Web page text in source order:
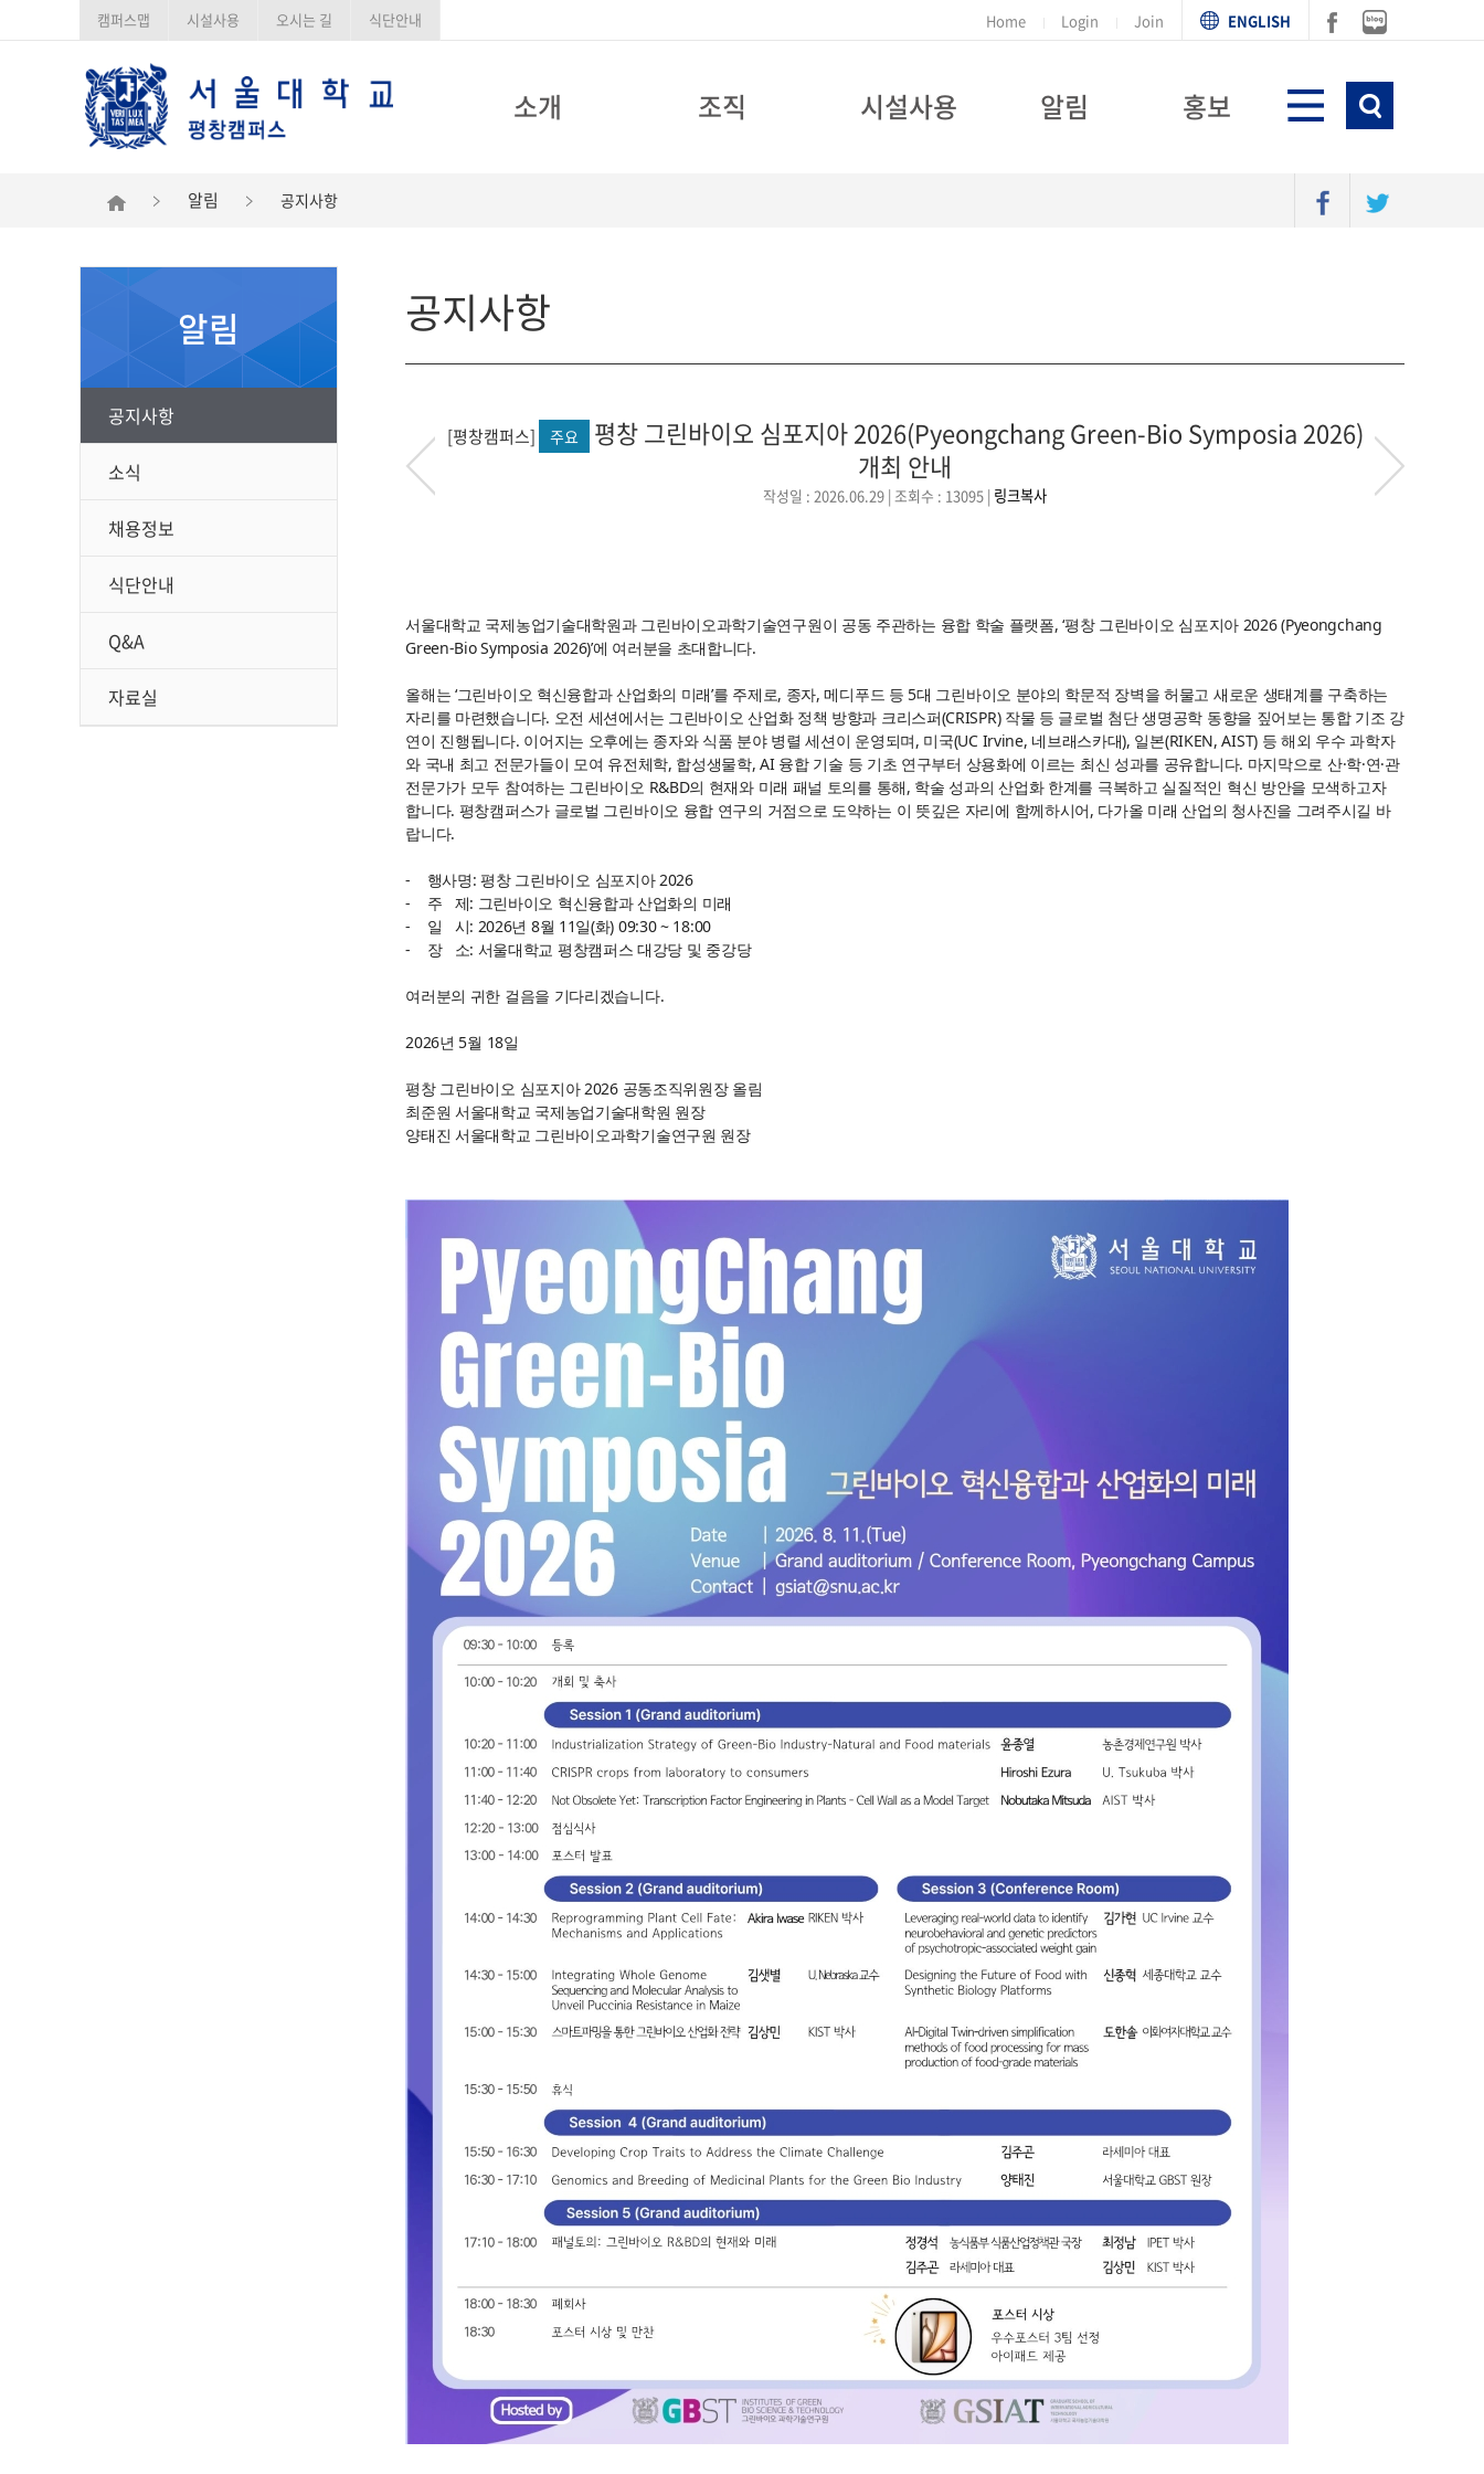
소개 조직 시설사용 알림 홍보
캠퍼스맵 시설사용 오시는 길 식단안내 Home Login Join ENGLISH
알림 공지사항
알림
공지사항
소식
채용정보
식단안내
Q&A
자료실
공지사항
[평창캠퍼스] 주요
평창 그린바이오 심포지아 2026(Pyeongchang Green-Bio Symposia 2026)
개최 안내
작성일 : 2026.06.29 | 조회수 : 13095 | 링크복사
서울대학교 국제농업기술대학원과 그린바이오과학기술연구원이 공동 주관하는 융합 학술 플랫폼, ‘평창 그린바이오 심포지아 2026 (Pyeongchang
Green-Bio Symposia 2026)’에 여러분을 초대합니다.
올해는 ‘그린바이오 혁신융합과 산업화의 미래’를 주제로, 종자, 메디푸드 등 5대 그린바이오 분야의 학문적 장벽을 허물고 새로운 생태계를 구축하는
자리를 마련했습니다. 오전 세션에서는 그린바이오 산업화 정책 방향과 크리스퍼(CRISPR) 작물 등 글로벌 첨단 생명공학 동향을 짚어보는 통합 기조 강
연이 진행됩니다. 이어지는 오후에는 종자와 식품 분야 병렬 세션이 운영되며, 미국(UC Irvine, 네브래스카대), 일본(RIKEN, AIST) 등 해외 우수 과학자
와 국내 최고 전문가들이 모여 유전체학, 합성생물학, AI 융합 기술 등 기초 연구부터 상용화에 이르는 최신 성과를 공유합니다. 마지막으로 산·학·연·관
전문가가 모두 참여하는 그린바이오 R&BD의 현재와 미래 패널 토의를 통해, 학술 성과의 산업화 한계를 극복하고 실질적인 혁신 방안을 모색하고자
합니다. 평창캠퍼스가 글로벌 그린바이오 융합 연구의 거점으로 도약하는 이 뜻깊은 자리에 함께하시어, 다가올 미래 산업의 청사진을 그려주시길 바
랍니다.
- 행사명: 평창 그린바이오 심포지아 2026
- 주 제: 그린바이오 혁신융합과 산업화의 미래
- 일 시: 2026년 8월 11일(화) 09:30 ~ 18:00
- 장 소: 서울대학교 평창캠퍼스 대강당 및 중강당
여러분의 귀한 걸음을 기다리겠습니다.
2026년 5월 18일
평창 그린바이오 심포지아 2026 공동조직위원장 올림
최준원 서울대학교 국제농업기술대학원 원장
양태진 서울대학교 그린바이오과학기술연구원 원장